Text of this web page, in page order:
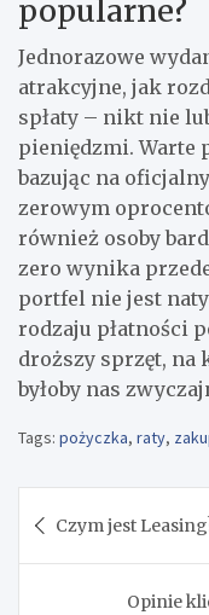
popularne?
Jednorazowe
atrakcyjne, jak
spłaty – nikt nie
pieniędzmi. Warte
bazując na
zerowym
również osoby
zero wynika
portfel nie jest
rodzaju płatności
droższy sprzęt, na
byłoby nas
Tags: pożyczka, raty,
wpisu
Czym jest
Opinie